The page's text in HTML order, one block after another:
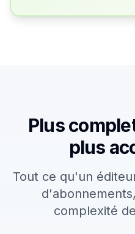
Plus
plus
Tout ce qu'un
complexité